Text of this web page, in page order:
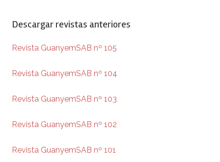
Descargar revistas anteriores
Revista GuanyemSAB nº 105
Revista GuanyemSAB nº 104
Revista GuanyemSAB nº 103
Revista GuanyemSAB nº 102
Revista GuanyemSAB nº 101